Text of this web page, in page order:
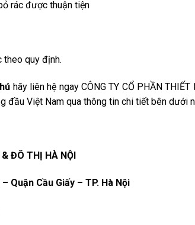
rác được thuận tiện
theo quy định.
hãy liên hệ ngay CÔNG TY CỔ PHẦN
đầu Việt Nam qua thông tin chi tiết bên dưới
ĐÔ THỊ HÀ NỘI
Quận Cầu Giấy – TP. Hà Nội